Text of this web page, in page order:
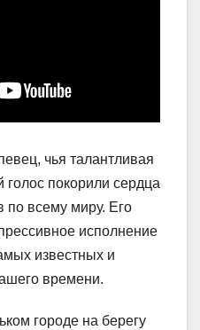
чья талантливая
покорили сердца
по всему миру. Его
исполнение
известных и
времени.
городе на берегу